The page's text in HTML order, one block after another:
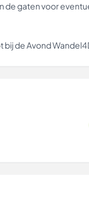
de gaten voor
bij de Avond